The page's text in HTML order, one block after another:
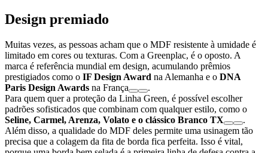
Design premiado
Muitas vezes, as pessoas acham que o MDF resistente à umidade é
limitado em cores ou texturas. Com a Greenplac, é o oposto. A
marca é referência mundial em design, acumulando prêmios
prestigiados como o IF Design Award na Alemanha e o DNA
Paris Design Awards na França
.
Para quem quer a proteção da Linha Green, é possível escolher
padrões sofisticados que combinam com qualquer estilo, como o
Seline, Carmel, Arenza, Volato e o clássico Branco TX
.
Além disso, a qualidade do MDF deles permite uma usinagem tão
precisa que a colagem da fita de borda fica perfeita. Isso é vital,